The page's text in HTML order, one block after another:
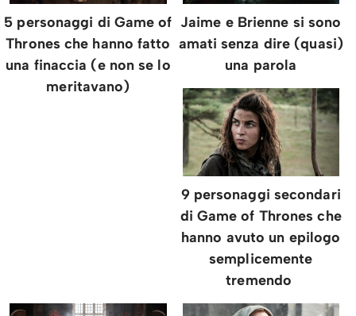
5 personaggi di Game of
Thrones che hanno fatto
una finaccia (e non se lo
meritavano)
Jaime e Brienne si sono
amati senza dire (quasi)
una parola
9 personaggi secondari
di Game of Thrones che
hanno avuto un epilogo
semplicemente
tremendo